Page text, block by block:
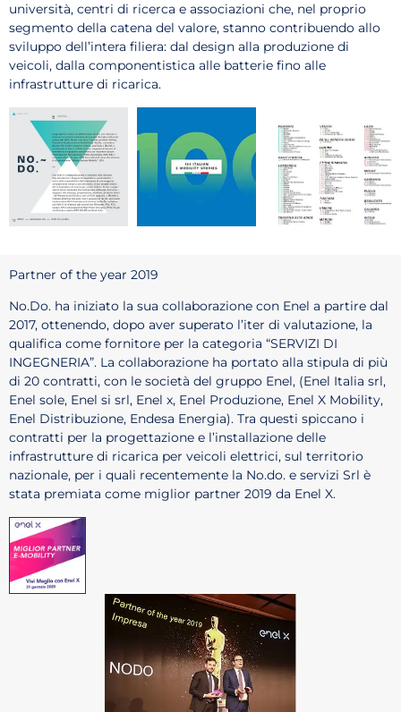
università, centri di ricerca e associazioni che, nel proprio
segmento della catena del valore, stanno contribuendo allo
sviluppo dell’intera filiera: dal design alla produzione di
veicoli, dalla componentistica alle batterie fino alle
infrastrutture di ricarica.
Partner of the year 2019
No.Do. ha iniziato la sua collaborazione con Enel a partire dal
2017, ottenendo, dopo aver superato l’iter di valutazione, la
qualifica come fornitore per la categoria “SERVIZI DI
INGEGNERIA”. La collaborazione ha portato alla stipula di più
di 20 contratti, con le società del gruppo Enel, (Enel Italia srl,
Enel sole, Enel si srl, Enel x, Enel Produzione, Enel X Mobility,
Enel Distribuzione, Endesa Energia). Tra questi spiccano i
contratti per la progettazione e l’installazione delle
infrastrutture di ricarica per veicoli elettrici, sul territorio
nazionale, per i quali recentemente la No.do. e servizi Srl è
stata premiata come miglior partner 2019 da Enel X.